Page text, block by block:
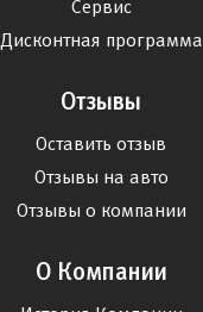
Сервис
Дисконтная программа
Отзывы
Оставить отзыв
Отзывы на авто
Отзывы о компании
О Компании